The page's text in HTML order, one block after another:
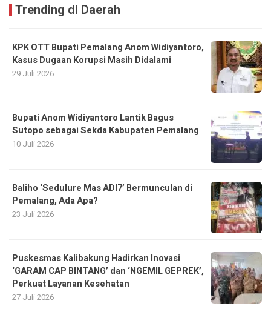
Trending di Daerah
KPK OTT Bupati Pemalang Anom Widiyantoro,
Kasus Dugaan Korupsi Masih Didalami
29 Juli 2026
Bupati Anom Widiyantoro Lantik Bagus
Sutopo sebagai Sekda Kabupaten Pemalang
10 Juli 2026
Baliho ‘Sedulure Mas ADI7’ Bermunculan di
Pemalang, Ada Apa?
23 Juli 2026
Puskesmas Kalibakung Hadirkan Inovasi
‘GARAM CAP BINTANG’ dan ‘NGEMIL GEPREK’,
Perkuat Layanan Kesehatan
27 Juli 2026